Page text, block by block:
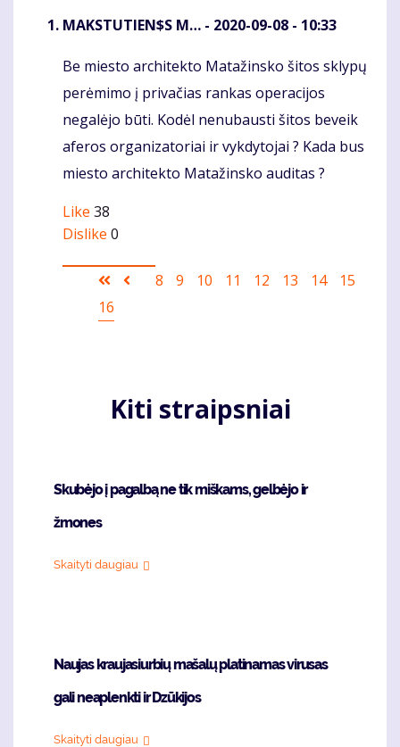
MAKSTUTIEN$S M… - 2020-09-08 - 10:33
Komentaras
Be miesto architekto Matažinsko šitos sklypų
perėmimo į privačias rankas operacijos
negalėjo būti. Kodėl nenubausti šitos beveik
aferos organizatoriai ir vykdytojai ? Kada bus
miesto architekto Matažinsko auditas ?
Like 38
Dislike 0
Pagination
First
page
Ankstesnis
Puslapis
8 Puslapis
9 Puslapis
10 Puslapis
11 Puslapis
12 Puslapis
13 Puslapis
14 Puslapis
15
Current
16
Kiti straipsniai
Skubėjo į pagalbą ne tik miškams, gelbėjo ir
žmones
Skaityti daugiau
Naujas kraujasiurbių mašalų platinamas virusas
gali neaplenkti ir Dzūkijos
Skaityti daugiau